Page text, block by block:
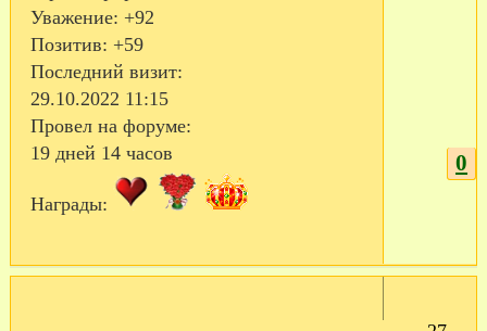
Уважение: +92
Позитив: +59
Последний визит:
29.10.2022 11:15
Провел на форуме:
19 дней 14 часов
Награды:
0